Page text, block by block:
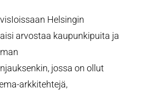
Helsingin
arvostaa kaupunkipuita ja
jossa on ollut
arkkitehtejä,